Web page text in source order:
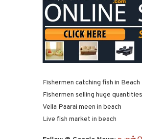
Fishermen catching fish in Beach
Fishermen selling huge
Vella Paarai meen in beach
Live fish market in beach